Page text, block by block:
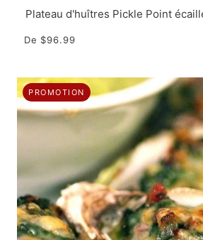
Plateau d'huîtres Pickle Point
De $96.99
PROMOTION